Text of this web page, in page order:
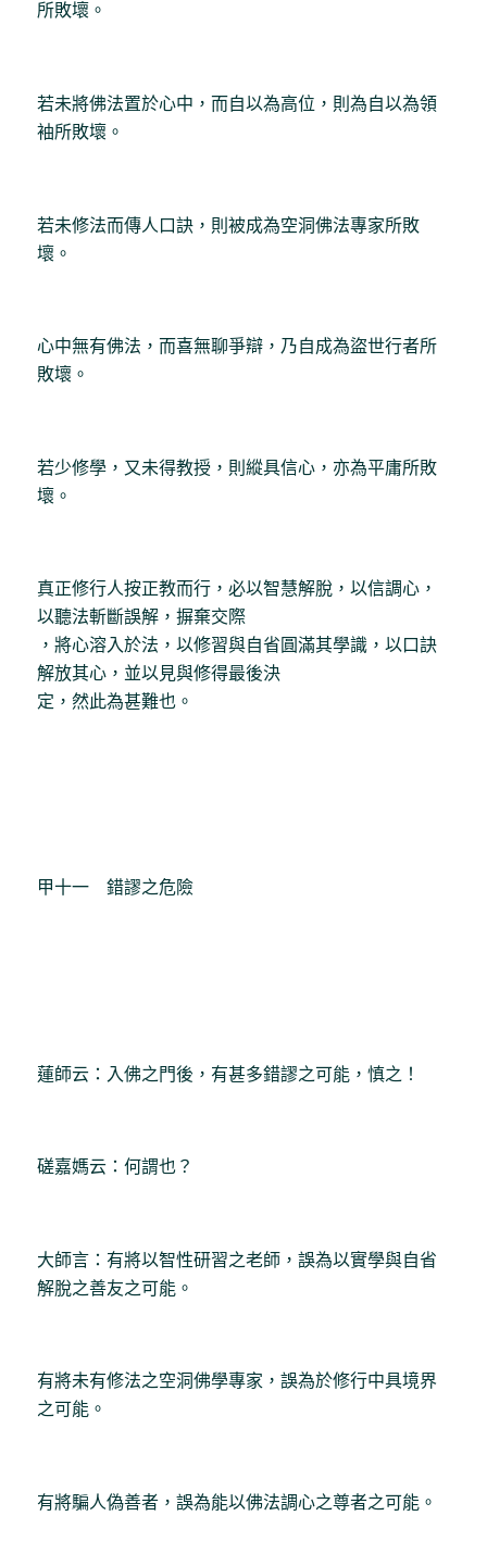
所敗壞。
若未將佛法置於心中，而自以為高位，則為自以為領
袖所敗壞。
若未修法而傳人口訣，則被成為空洞佛法專家所敗
壞。
心中無有佛法，而喜無聊爭辯，乃自成為盜世行者所
敗壞。
若少修學，又未得教授，則縱具信心，亦為平庸所敗
壞。
真正修行人按正教而行，必以智慧解脫，以信調心，
以聽法斬斷誤解，摒棄交際
，將心溶入於法，以修習與自省圓滿其學識，以口訣
解放其心，並以見與修得最後決
定，然此為甚難也。
甲十一 錯謬之危險
蓮師云：入佛之門後，有甚多錯謬之可能，慎之！
磋嘉媽云：何謂也？
大師言：有將以智性研習之老師，誤為以實學與自省
解脫之善友之可能。
有將未有修法之空洞佛學專家，誤為於修行中具境界
之可能。
有將騙人偽善者，誤為能以佛法調心之尊者之可能。